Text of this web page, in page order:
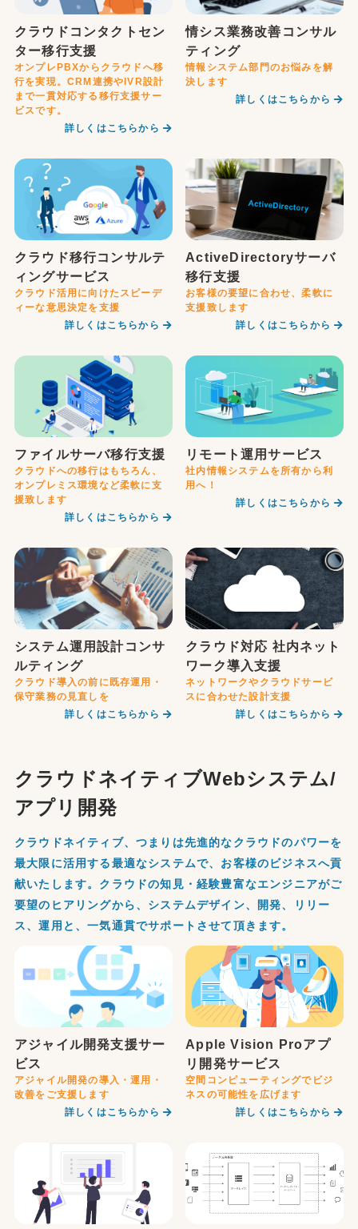
クラウドコンタクトセン
ター移行支援
オンプレPBXからクラウドへ移
行を実現。CRM連携やIVR設計
まで一貫対応する移行支援サー
ビスです。
詳しくはこちらから
情シス業務改善コンサル
ティング
情報システム部門のお悩みを解
決します
詳しくはこちらから
クラウド移行コンサルテ
ィングサービス
クラウド活用に向けたスピーデ
ィーな意思決定を支援
詳しくはこちらから
ActiveDirectoryサーバ
移行支援
お客様の要望に合わせ、柔軟に
支援致します
詳しくはこちらから
ファイルサーバ移行支援
クラウドへの移行はもちろん、
オンプレミス環境など柔軟に支
援致します
詳しくはこちらから
リモート運用サービス
社内情報システムを所有から利
用へ！
詳しくはこちらから
システム運用設計コンサ
ルティング
クラウド導入の前に既存運用・
保守業務の見直しを
詳しくはこちらから
クラウド対応 社内ネット
ワーク導入支援
ネットワークやクラウドサービ
スに合わせた設計支援
詳しくはこちらから
クラウドネイティブWebシステム/
アプリ開発
クラウドネイティブ、つまりは先進的なクラウドのパワーを
最大限に活用する最適なシステムで、お客様のビジネスへ貢
献いたします。クラウドの知見・経験豊富なエンジニアがご
要望のヒアリングから、システムデザイン、開発、リリー
ス、運用と、一気通貫でサポートさせて頂きます。
アジャイル開発支援サー
ビス
アジャイル開発の導入・運用・
改善をご支援します
詳しくはこちらから
Apple Vision Proアプ
リ開発サービス
空間コンピューティングでビジ
ネスの可能性を広げます
詳しくはこちらから